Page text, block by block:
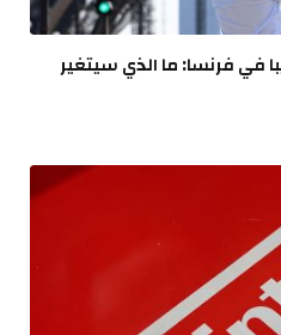
في فرنسا: ما الذي سيتغير